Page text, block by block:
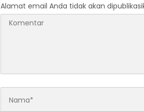
Alamat email Anda tidak akan